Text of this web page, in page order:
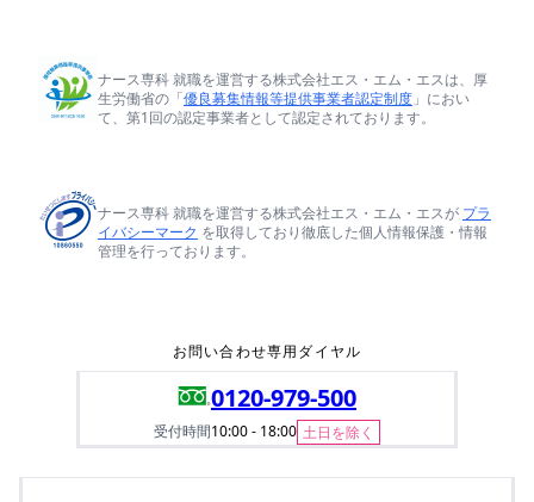
ナース専科 就職を運営する株式会社エス・エム・エスは、厚
生労働省の「優良募集情報等提供事業者認定制度 」におい
て、第1回の認定事業者として認定されております。
ナース専科 就職を運営する株式会社エス・エム・エスが プラ
イバシーマーク を取得しており徹底した個人情報保護・情報
管理を行っております。
お問い合わせ専用ダイヤル
0120-979-500
受付時間10:00 - 18:00 土日を除く